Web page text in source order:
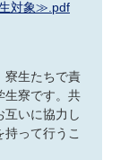
対象≫.pdf
寮生たちで責
生寮です。共
互いに協力し
って行うこ